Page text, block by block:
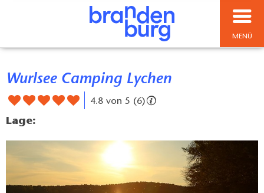
MENÜ
Wurlsee Camping Lychen
4.8 von 5 (6)
Lage: